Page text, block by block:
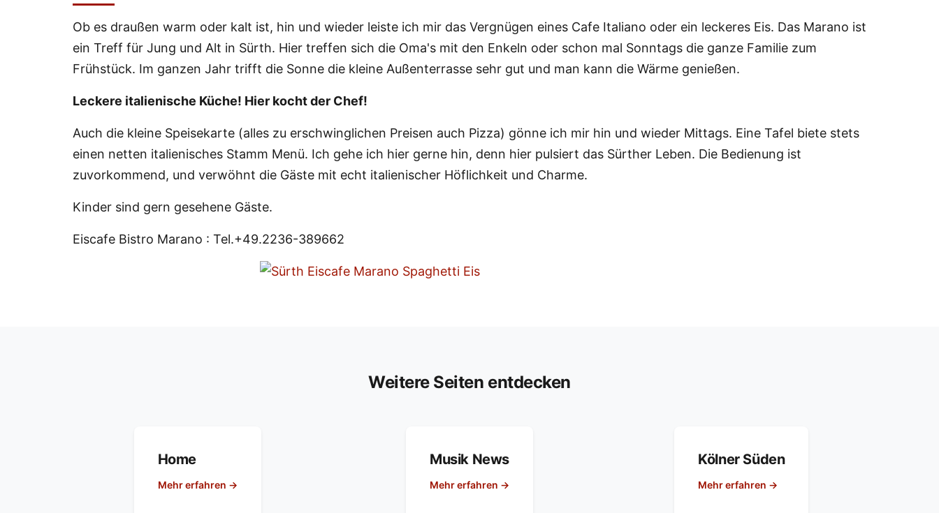
Ob es draußen warm oder kalt ist, hin und wieder leiste ich mir das Vergnügen eines Cafe Italiano oder ein leckeres Eis. Das Marano ist
ein Treff für Jung und Alt in Sürth. Hier treffen sich die Oma's mit den Enkeln oder schon mal Sonntags die ganze Familie zum
Frühstück. Im ganzen Jahr trifft die Sonne die kleine Außenterrasse sehr gut und man kann die Wärme genießen.
Leckere italienische Küche! Hier kocht der Chef!
Auch die kleine Speisekarte (alles zu erschwinglichen Preisen auch Pizza) gönne ich mir hin und wieder Mittags. Eine Tafel biete stets
einen netten italienisches Stamm Menü. Ich gehe ich hier gerne hin, denn hier pulsiert das Sürther Leben. Die Bedienung ist
zuvorkommend, und verwöhnt die Gäste mit echt italienischer Höflichkeit und Charme.
Kinder sind gern gesehene Gäste.
Eiscafe Bistro Marano : Tel.+49.2236-389662
Weitere Seiten entdecken
Home
Mehr erfahren →
Musik News
Mehr erfahren →
Kölner Süden
Mehr erfahren →